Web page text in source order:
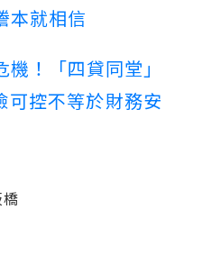
本就相信
！「四貸同堂」
可控不等於財務安